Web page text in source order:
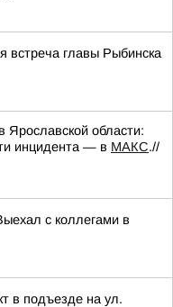
встреча главы Рыбинска
Ярославской области:
инцидента — в МАКС.//
с коллегами в
в подъезде на ул.